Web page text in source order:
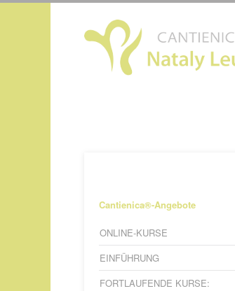
Navigation
Cantienica®-Angebote
ONLINE-KURSE
EINFÜHRUNG
FORTLAUFENDE KURSE: